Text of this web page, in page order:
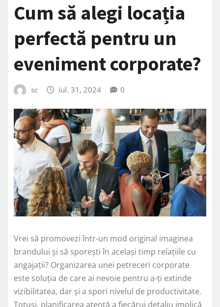
Cum să alegi locația
perfectă pentru un
eveniment corporate?
sc iul. 31, 2024 0
Vrei să promovezi într-un mod original imaginea
brandului și să sporești în același timp relațiile cu
angajații? Organizarea unei petreceri corporate
este soluția de care ai nevoie pentru a-ți extinde
vizibilitatea, dar și a spori nivelul de productivitate.
Totuși, planificarea atentă a fiecărui detaliu implică